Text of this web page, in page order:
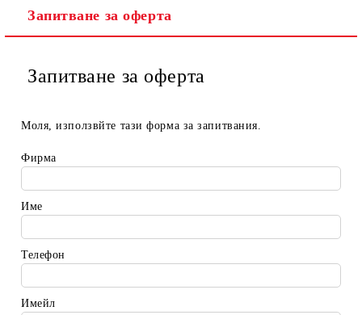
Запитване за оферта
Запитване за оферта
Моля, използвйте тази форма за запитвания.
Фирма
Име
Телефон
Имейл